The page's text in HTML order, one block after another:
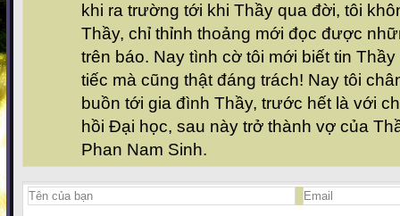
khi ra trường tới khi Thầy qua đời, tôi
Thầy, chỉ thỉnh thoảng mới đọc được
trên báo. Nay tình cờ tôi mới biết tin
tiếc mà cũng thật đáng trách! Nay tôi
buồn tới gia đình Thầy, trước hết là với
hồi Đại học, sau này trở thành vợ của
Phan Nam Sinh.